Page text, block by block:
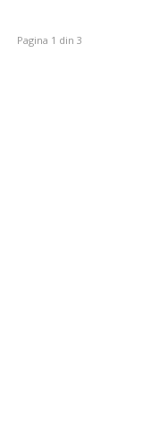
Pagina 1 din 3